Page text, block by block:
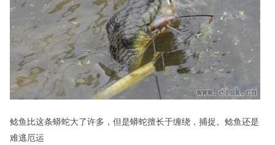
鲶鱼比这条蟒蛇大了许多，但是蟒蛇擅长于缠绕，捕捉。鲶鱼还是
难逃厄运